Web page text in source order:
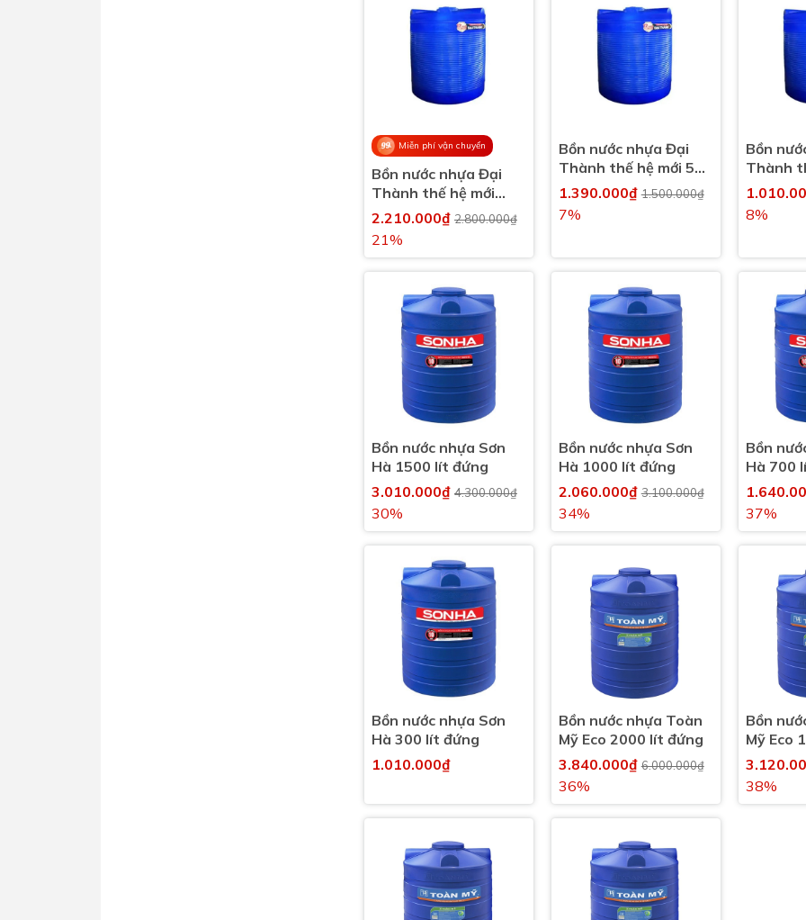
Miễn phí vận chuyển
Bồn nước nhựa Đại
Thành thế hệ mới
1000 lít đứng
2.210.000₫ 2.800.000₫
21%
Bồn nước nhựa Đại
Thành thế hệ mới 500
lít đứng
1.390.000₫1.500.000₫
7%
Bồn
Thành
lít đứng
8%
Bồn nước nhựa Sơn
Hà 1500 lít đứng
3.010.000₫ 4.300.000₫
30%
Bồn nước nhựa Sơn
Hà 1000 lít đứng
2.060.000₫3.100.000₫
34%
Bồn
Hà 700
37%
Bồn nước nhựa Sơn
Hà 300 lít đứng
1.010.000₫
Bồn nước nhựa Toàn
Mỹ Eco 2000 lít đứng
3.840.000₫6.000.000₫
36%
Bồn
Mỹ Eco
38%